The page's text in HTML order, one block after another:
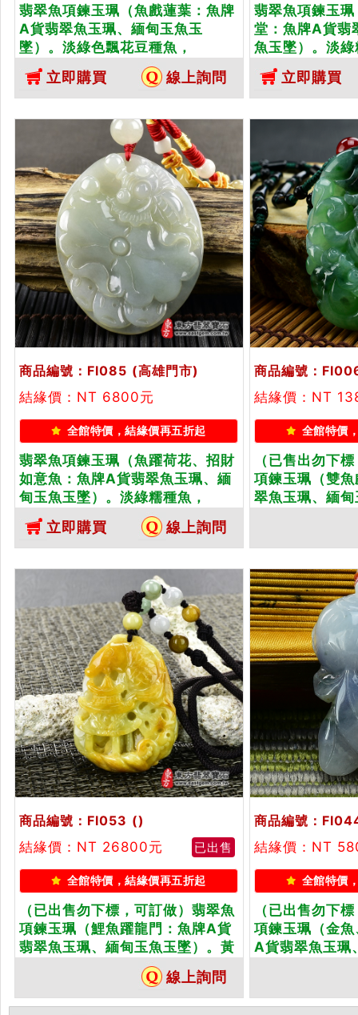
翡翠魚項鍊玉珮（魚戲蓮葉：魚牌
A貨翡翠魚玉珮、緬甸玉魚玉
墜）。淡綠色飄花豆種魚，
FI031。客製化訂做各種翡翠魚吊
墜玉珮項鍊。★附A貨翡翠雙證書
立即購買 線上詢問
翡翠魚項鍊玉
堂：魚牌A貨翡
魚玉墜）。淡
FI047。客製
墜玉珮項鍊。
立即購買
商品編號：FI085 (高雄門市)
結緣價：NT 6800元
全館特價，結緣價再五折起
翡翠魚項鍊玉珮（魚躍荷花、招財
如意魚：魚牌A貨翡翠魚玉珮、緬
甸玉魚玉墜）。淡綠糯種魚，
FI085。客製化訂做各種翡翠魚吊
墜玉珮項鍊。★附A貨翡翠雙證書
立即購買 線上詢問
商品編號：
結緣價：NT
全館特價
（已售出勿下
項鍊玉珮（雙
翠魚玉珮、緬
翡翠雙證書
商品編號：FI053 ()
結緣價：NT 26800元
已出售
全館特價，結緣價再五折起
（已出售勿下標，可訂做）翡翠魚
項鍊玉珮（鯉魚躍龍門：魚牌A貨
翡翠魚玉珮、緬甸玉魚玉墜）。黃
翡魚，FI053。客製化訂做各種翡
翠魚吊墜玉珮項鍊。★附A貨翡翠
雙證書
線上詢問
商品編號：
結緣價：NT
全館特價
（已出售勿下
項鍊玉珮（金
A貨翡翠魚玉珮
鍊。★附A貨翡